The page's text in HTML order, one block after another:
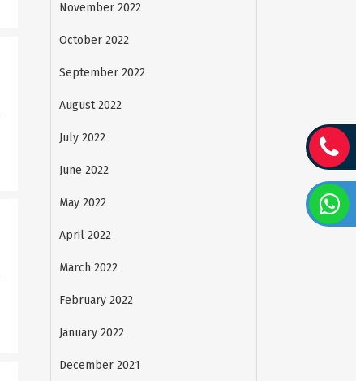
November 2022
October 2022
September 2022
August 2022
July 2022
June 2022
May 2022
April 2022
March 2022
February 2022
January 2022
December 2021